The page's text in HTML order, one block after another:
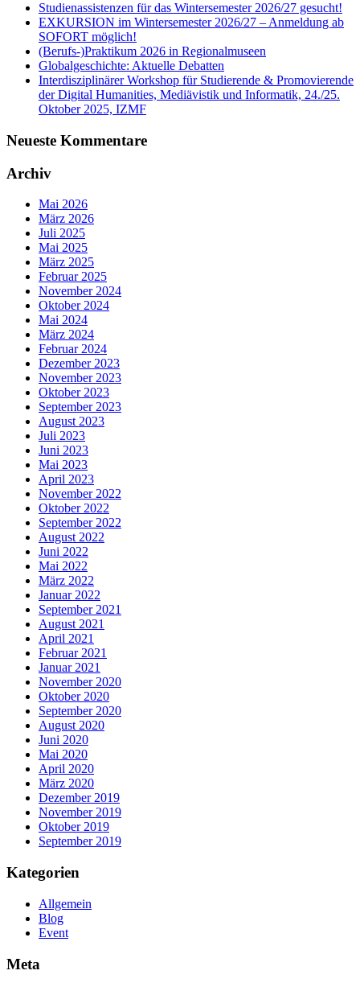
Studienassistenzen für das Wintersemester 2026/27 gesucht!
EXKURSION im Wintersemester 2026/27 – Anmeldung ab
SOFORT möglich!
(Berufs-)Praktikum 2026 in Regionalmuseen
Globalgeschichte: Aktuelle Debatten
Interdisziplinärer Workshop für Studierende & Promovierende
der Digital Humanities, Mediävistik und Informatik, 24./25.
Oktober 2025, IZMF
Neueste Kommentare
Archiv
Mai 2026
März 2026
Juli 2025
Mai 2025
März 2025
Februar 2025
November 2024
Oktober 2024
Mai 2024
März 2024
Februar 2024
Dezember 2023
November 2023
Oktober 2023
September 2023
August 2023
Juli 2023
Juni 2023
Mai 2023
April 2023
November 2022
Oktober 2022
September 2022
August 2022
Juni 2022
Mai 2022
März 2022
Januar 2022
September 2021
August 2021
April 2021
Februar 2021
Januar 2021
November 2020
Oktober 2020
September 2020
August 2020
Juni 2020
Mai 2020
April 2020
März 2020
Dezember 2019
November 2019
Oktober 2019
September 2019
Kategorien
Allgemein
Blog
Event
Meta